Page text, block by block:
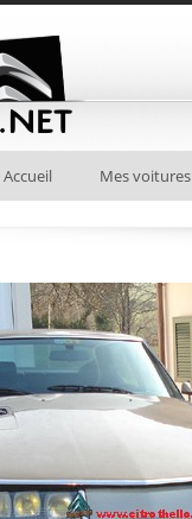
Accueil Mes voitures